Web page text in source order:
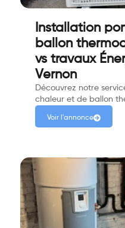
Installation
ballon
vs travaux
Vernon
Découvrez notre
chaleur et de ballon
Voir l'annonce